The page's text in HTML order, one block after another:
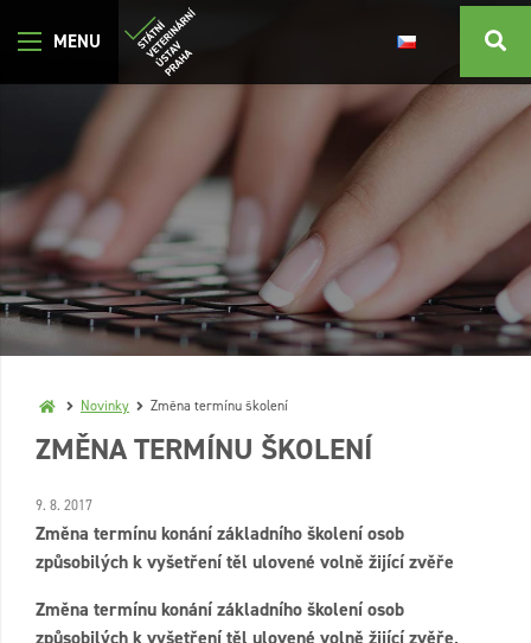
Novinky Změna termínu školení
ZMĚNA TERMÍNU ŠKOLENÍ
9. 8. 2017
Změna termínu konání základního školení osob
způsobilých k vyšetření těl ulovené volně žijící zvěře
Změna termínu konání základního školení osob
způsobilých k vyšetření těl ulovené volně žijící zvěře,